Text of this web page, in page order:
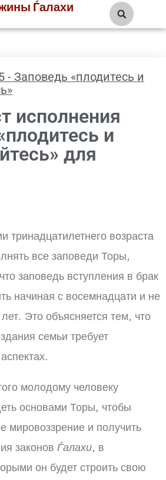
Ѓалахи
- Заповедь «плодитесь и
исполнения
и
для
тринадцатилетнего возраста
все заповеди Торы,
заповедь вступления в брак
начиная с восемнадцати и не
Это объясняется тем, что
семьи требует
молодому человеку
основами Торы, чтобы
мировоззрение и получить
законов Ѓалахи, в
он будет строить свою